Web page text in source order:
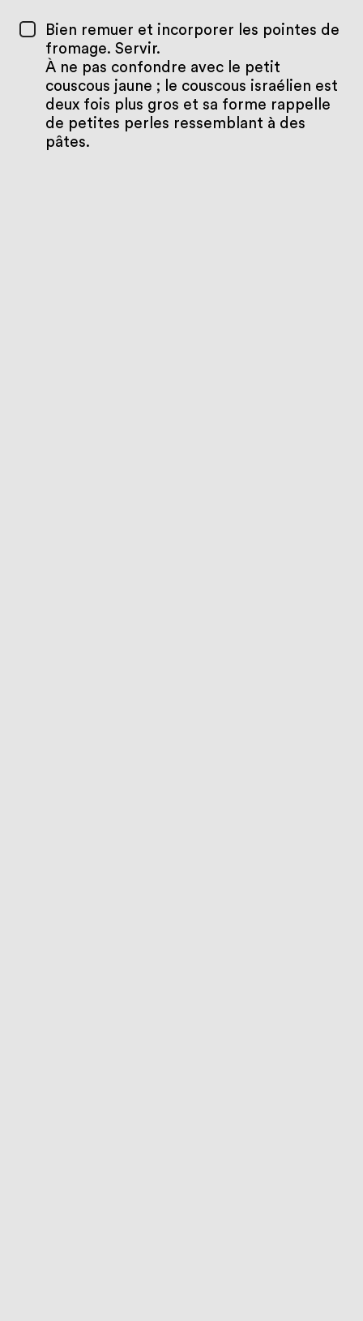
Bien remuer et incorporer les pointes de
fromage. Servir.
À ne pas confondre avec le petit
couscous jaune ; le couscous israélien est
deux fois plus gros et sa forme rappelle
de petites perles ressemblant à des
pâtes.